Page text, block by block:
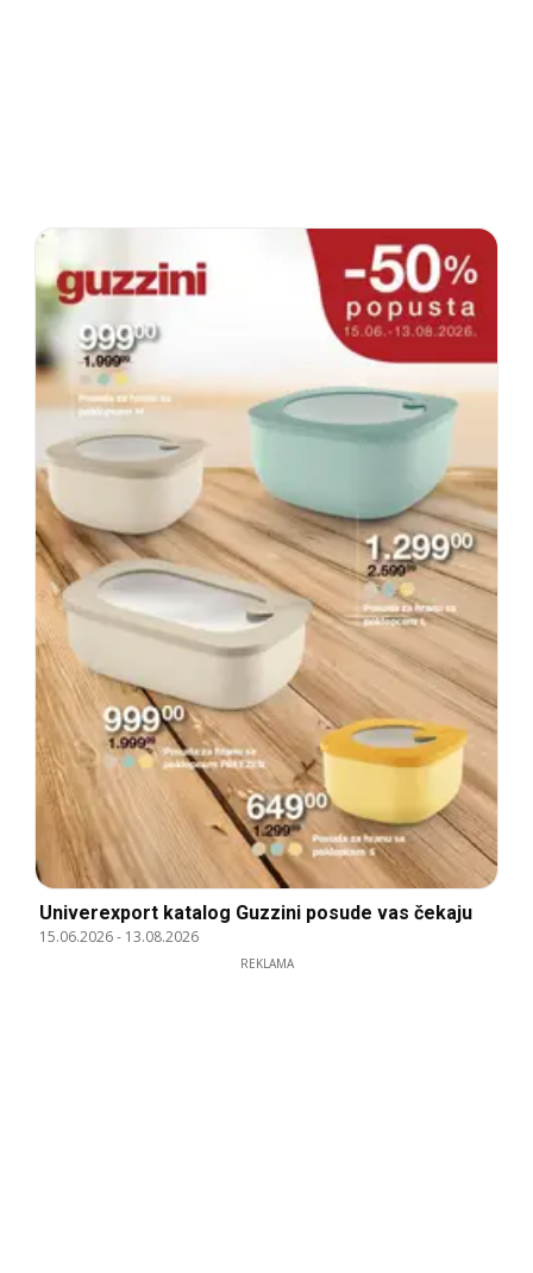
Univerexport katalog Guzzini posude vas čekaju
15.06.2026- 13.08.2026
REKLAMA